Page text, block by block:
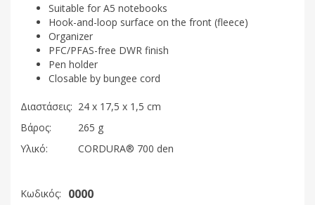
Suitable for A5 notebooks
Hook-and-loop surface on the front (fleece)
Organizer
PFC/PFAS-free DWR finish
Pen holder
Closable by bungee cord
Διαστάσεις: 24 x 17,5 x 1,5 cm
Βάρος:
265 g
Υλικό:
CORDURA® 700 den
Κωδικός: 0000